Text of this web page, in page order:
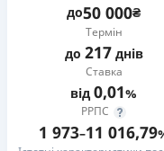
до50 000₴
Термін
до 217днів
Ставка
від 0,01%
РРПС
1 973–11 016,79